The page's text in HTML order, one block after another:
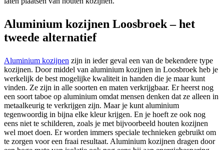
Aluminium kozijnen Loosbroek – het
tweede alternatief
Aluminium kozijnen zijn in ieder geval een van de bekendere type
kozijnen. Door middel van aluminium kozijnen in Loosbroek heb je
werkelijk de best mogelijke kwaliteit in handen die je maar kunt
vinden. Ze zijn in alle soorten en maten verkrijgbaar. Er heerst nog
een soort taboe op aluminium omdat mensen denken dat ze alleen in
metaalkeurig te verkrijgen zijn. Maar je kunt aluminium
tegenwoordig in bijna elke kleur krijgen. En je hoeft ze ook nog
eens niet te schilderen, zoals je met bijvoorbeeld houten kozijnen
wel moet doen. Er worden immers speciale technieken gebruikt om
te zorgen voor een fraai resultaat. Aluminium kozijnen dragen door